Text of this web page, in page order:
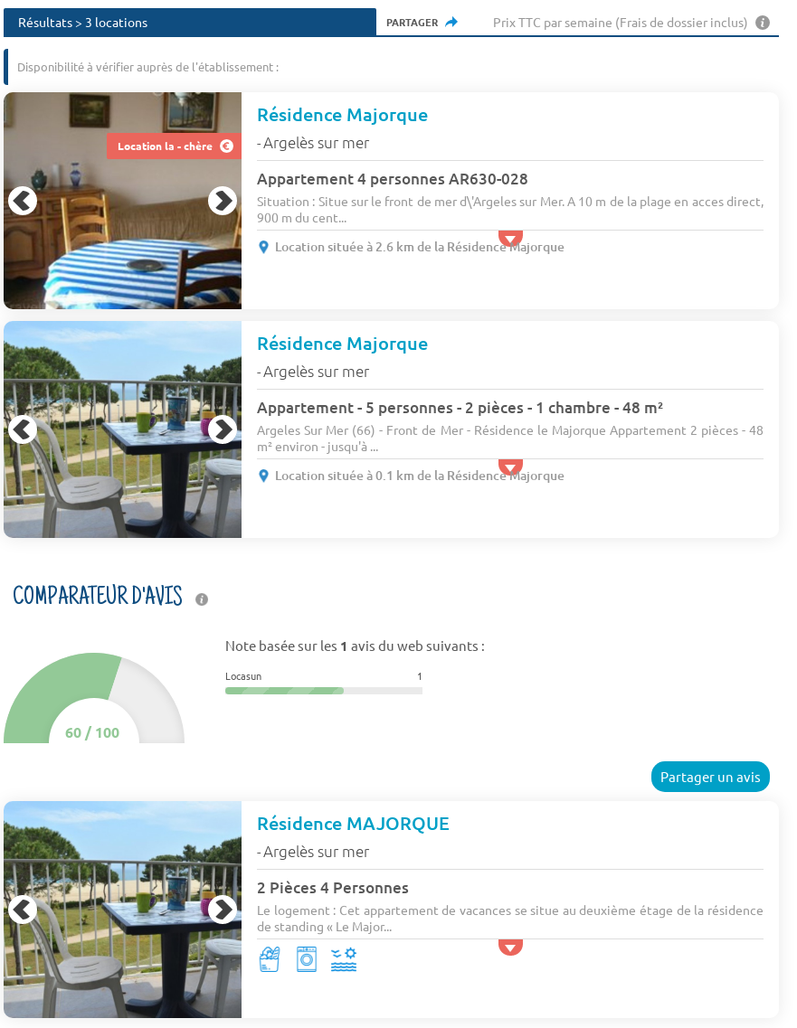
Résultats > 3 locations PARTAGER Prix TTC par semaine (Frais de dossier inclus)
Disponibilité à vérifier auprès de l'établissement :
Location la - chère
Résidence Majorque
-Argelès sur mer
Appartement 4 personnes AR630-028
Situation : Situe sur le front de mer d\'Argeles sur Mer. A 10 m de la plage en acces direct,
900 m du cent...
Location située à 2.6 km de la Résidence Majorque
Résidence Majorque
-Argelès sur mer
Appartement - 5 personnes - 2 pièces - 1 chambre - 48 m²
Argeles Sur Mer (66) - Front de Mer - Résidence le Majorque Appartement 2 pièces - 48
m² environ - jusqu'à ...
Location située à 0.1 km de la Résidence Majorque
COMPARATEUR D'AVIS
60/100
Note basée sur les 1 avis du web suivants :
Locasun 1
Partager un avis
Résidence MAJORQUE
-Argelès sur mer
2 Pièces 4 Personnes
Le logement : Cet appartement de vacances se situe au deuxième étage de la résidence
de standing « Le Major...